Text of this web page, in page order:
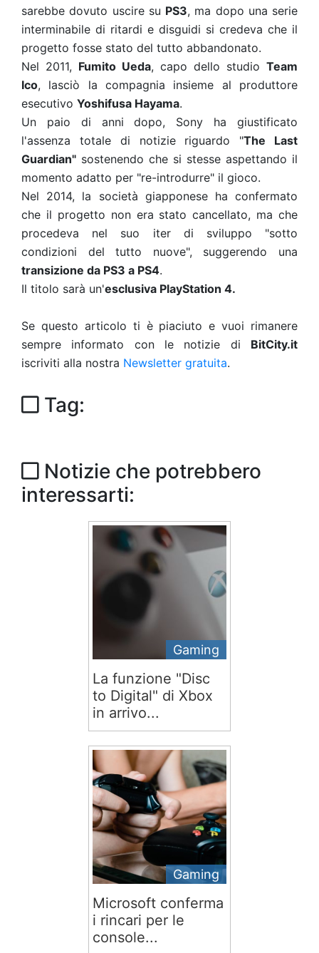
sarebbe dovuto uscire su PS3, ma dopo una serie
interminabile di ritardi e disguidi si credeva che il
progetto fosse stato del tutto abbandonato.
Nel 2011, Fumito Ueda, capo dello studio Team
Ico, lasciò la compagnia insieme al produttore
esecutivo Yoshifusa Hayama.
Un paio di anni dopo, Sony ha giustificato
l'assenza totale di notizie riguardo "The Last
Guardian" sostenendo che si stesse aspettando il
momento adatto per "re-introdurre" il gioco.
Nel 2014, la società giapponese ha confermato
che il progetto non era stato cancellato, ma che
procedeva nel suo iter di sviluppo "sotto
condizioni del tutto nuove", suggerendo una
transizione da PS3 a PS4.
Il titolo sarà un'esclusiva PlayStation 4.
Se questo articolo ti è piaciuto e vuoi rimanere
sempre informato con le notizie di BitCity.it
iscriviti alla nostra Newsletter gratuita.
Tag:
Notizie che potrebbero
interessarti:
Gaming
La funzione "Disc
to Digital" di Xbox
in arrivo...
Gaming
Microsoft conferma
i rincari per le
console...